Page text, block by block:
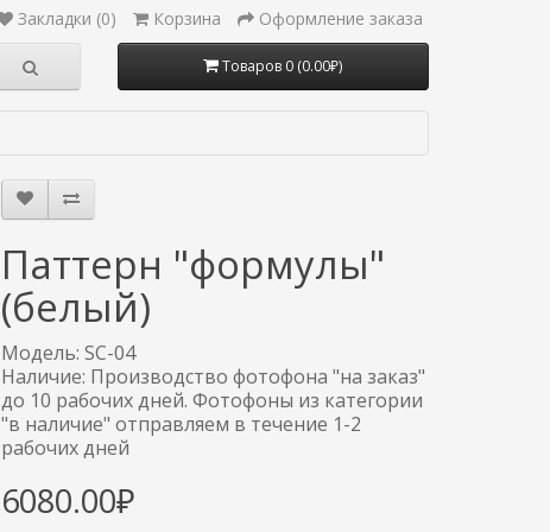
Закладки (0) Корзина Оформление заказа
Товаров 0 (0.00₽)
Паттерн "формулы"
(белый)
Модель: SC-04
Наличие: Производство фотофона "на заказ"
до 10 рабочих дней. Фотофоны из категории
"в наличие" отправляем в течение 1-2
рабочих дней
6080.00₽